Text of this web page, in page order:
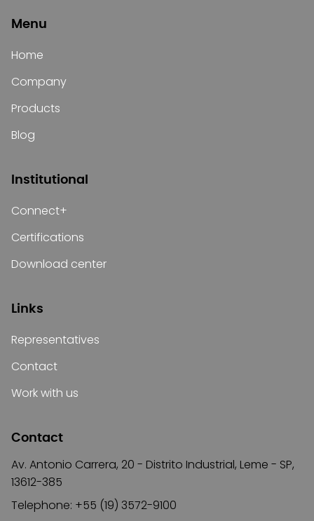
Menu
Home
Company
Products
Blog
Institutional
Connect+
Certifications
Download center
Links
Representatives
Contact
Work with us
Contact
Av. Antonio Carrera, 20 - Distrito Industrial, Leme - SP,
13612-385
Telephone: +55 (19) 3572-9100